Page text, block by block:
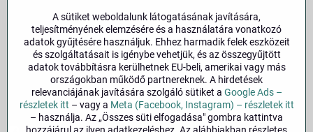
Vásárlástól való elállás menete és feltételei.
Elállás a szerződéstől
Impresszum
Üzemeltetői adatok és jogi tudnivalók.
🔐Biztonság
A sütiket weboldalunk látogatásának javítására,
teljesítményének elemzésére és a használatára vonatkozó
adatok gyűjtésére használjuk. Ehhez harmadik felek eszközeit
és szolgáltatásait is igénybe vehetjük, és az összegyűjtött
adatok továbbításra kerülhetnek EU-beli, amerikai vagy más
országokban működő partnereknek. A hirdetések
relevanciájának javítására szolgáló sütiket a Google Ads –
részletek itt – vagy a Meta (Facebook, Instagram) – részletek itt
– használja. Az „Összes süti elfogadása" gombra kattintva